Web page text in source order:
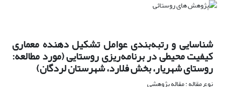
شناسایی و رتبه‌بندی عوامل تشکیل دهنده معماری
کیفیت محیطی در برنامه‌ریزی روستایی (مورد مطالعه:
روستای شهریار، بخش فلارد، شهرستان لردگان)
نوع مقاله : مقاله پژوهشی